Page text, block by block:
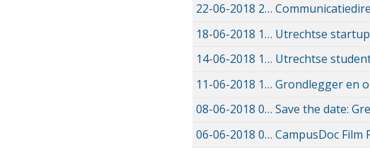
22-06-2018 22-06-2018 16:30
18-06-2018 18-06-2018 11:21
Utrechtse
14-06-2018 14-06-2018 09:17
Utrechtse
11-06-2018 11-06-2018 20:26
Grondlegger en
08-06-2018 08-06-2018 08:18
Save the date:
06-06-2018 06-06-2018 17:14 CampusDoc